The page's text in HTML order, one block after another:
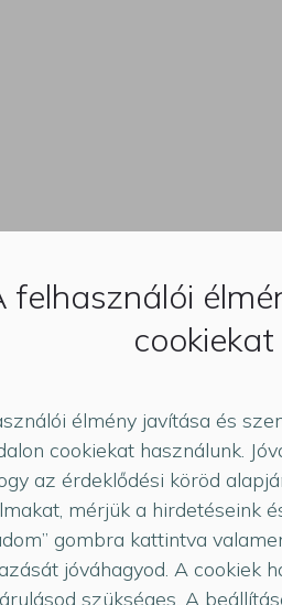
felhasználói
élmény javítása és
cookiekat használunk.
az érdeklődési köröd
mérjük a hirdetéseink
gombra kattintva
jóváhagyod. A cookiek
szükséges. A